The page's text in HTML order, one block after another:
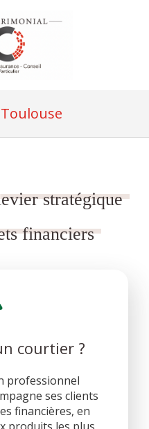
stratégique
financiers
courtier ?
professionnel
ses clients
financières, en